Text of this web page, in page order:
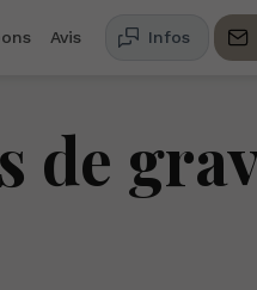
Avis Infos
de